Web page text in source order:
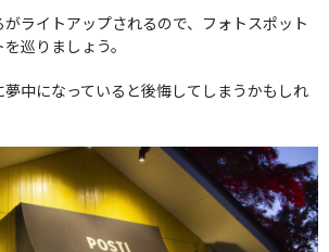
ライトアップされるので、フォトスポット
巡りましょう。
夢中になっていると後悔してしまうかもしれ